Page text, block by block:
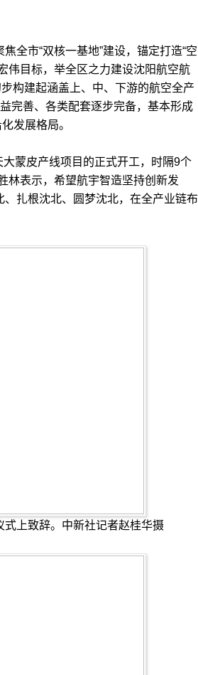
市“双核一基地”建设，锚定打造“空
伟目标，举全区之力建设沈阳航空航
构建起涵盖上、中、下游的航空全产
完善、各类配套逐步完备，基本形成
发展格局。
蒙皮产线项目的正式开工，时隔9个
林表示，希望航宇智造坚持创新发
扎根沈北、圆梦沈北，在全产业链布
上致辞。中新社记者赵桂华摄